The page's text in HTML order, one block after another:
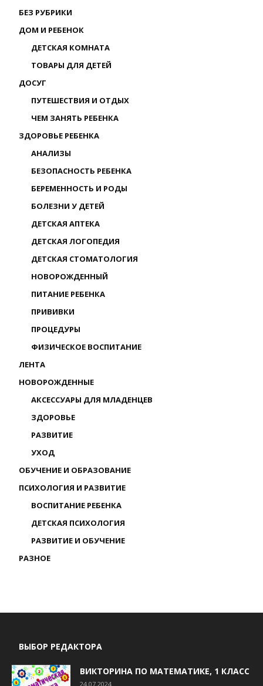
БЕЗ РУБРИКИ
ДОМ И РЕБЕНОК
ДЕТСКАЯ КОМНАТА
ТОВАРЫ ДЛЯ ДЕТЕЙ
ДОСУГ
ПУТЕШЕСТВИЯ И ОТДЫХ
ЧЕМ ЗАНЯТЬ РЕБЕНКА
ЗДОРОВЬЕ РЕБЕНКА
АНАЛИЗЫ
БЕЗОПАСНОСТЬ РЕБЕНКА
БЕРЕМЕННОСТЬ И РОДЫ
БОЛЕЗНИ У ДЕТЕЙ
ДЕТСКАЯ АПТЕКА
ДЕТСКАЯ ЛОГОПЕДИЯ
ДЕТСКАЯ СТОМАТОЛОГИЯ
НОВОРОЖДЕННЫЙ
ПИТАНИЕ РЕБЕНКА
ПРИВИВКИ
ПРОЦЕДУРЫ
ФИЗИЧЕСКОЕ ВОСПИТАНИЕ
ЛЕНТА
НОВОРОЖДЕННЫЕ
АКСЕССУАРЫ ДЛЯ МЛАДЕНЦЕВ
ЗДОРОВЬЕ
РАЗВИТИЕ
УХОД
ОБУЧЕНИЕ И ОБРАЗОВАНИЕ
ПСИХОЛОГИЯ И РАЗВИТИЕ
ВОСПИТАНИЕ РЕБЕНКА
ДЕТСКАЯ ПСИХОЛОГИЯ
РАЗВИТИЕ И ОБУЧЕНИЕ
РАЗНОЕ
ВЫБОР РЕДАКТОРА
ВИКТОРИНА ПО МАТЕМАТИКЕ, 1 КЛАСС
24.07.2024